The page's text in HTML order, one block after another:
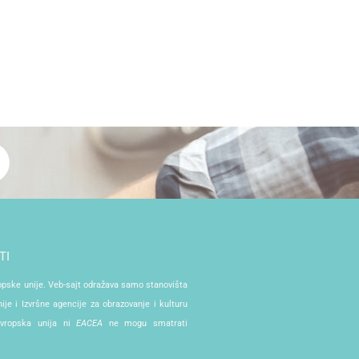
unije. Veb-sajt odražava samo stanovišta
i Izvršne agencije za obrazovanje i kulturu
unija niEACEA ne mogu smatrati